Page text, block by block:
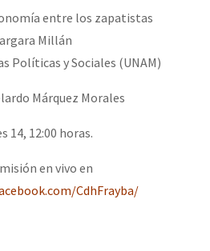
entre los zapatistas
Millán
Políticas y Sociales (UNAM)
Márquez Morales
14, 12:00 horas.
en vivo en
CdhFrayba/